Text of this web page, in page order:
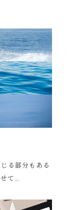
る部分もある
て…